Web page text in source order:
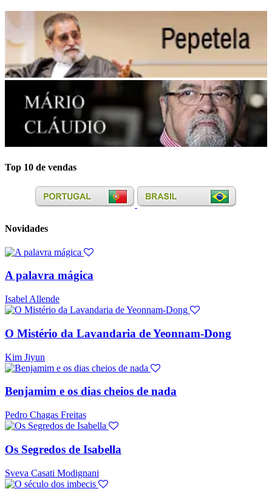
Top 10 de vendas
Novidades
A palavra mágica
Isabel Allende
O Mistério da Lavandaria de Yeonnam-Dong
Kim Jiyun
Benjamim e os dias cheios de nada
Pedro Chagas Freitas
Os Segredos de Isabella
Sveva Casati Modignani